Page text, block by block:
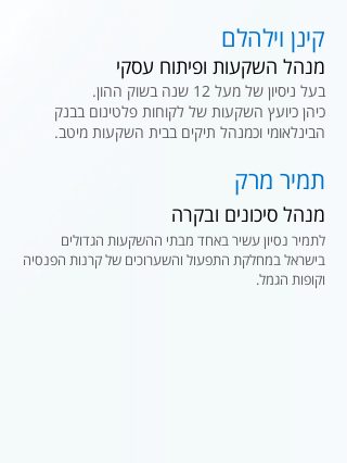
קינן וילהלם
מנהל השקעות ופיתוח עסקי
בעל ניסיון של מעל 12 שנה בשוק ההון.
כיהן כיועץ השקעות של לקוחות פלטינום בבנק
הבינלאומי וכמנהל תיקים בבית השקעות מיטב.
תמיר מרק
מנהל סיכונים ובקרה
לתמיר נסיון עשיר באחד מבתי ההשקעות הגדולים
בישראל במחלקת התפעול והשערוכים של קרנות הפנסיה
וקופות הגמל.